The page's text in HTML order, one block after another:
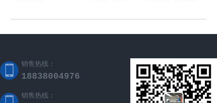
销售热线：
18838004976
销售热线：